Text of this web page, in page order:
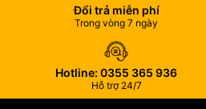
Ống Hiệu Quả
biệt giúp bám chặt vào thành
tuột ống khi áp lực tăng cao.
Đổi trả miễn phí
Trong vòng 7 ngày
Hotline: 0355 365 936
Hỗ trợ 24/7